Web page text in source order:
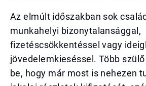
Az elmúlt időszakban sok
munkahelyi bizonytalansággal,
fizetéscsökkentéssel vagy
jövedelemkieséssel. Több
be, hogy már most is nehezen